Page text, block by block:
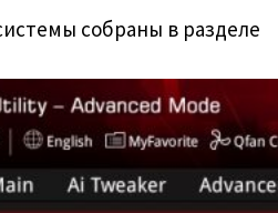
собраны в разделе